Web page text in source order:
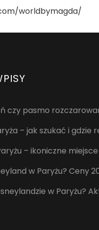
worldbymagda/
czy pasmo
– jak szukać i gdzie
– ikoniczne
w Paryżu? Ceny
w Paryżu?